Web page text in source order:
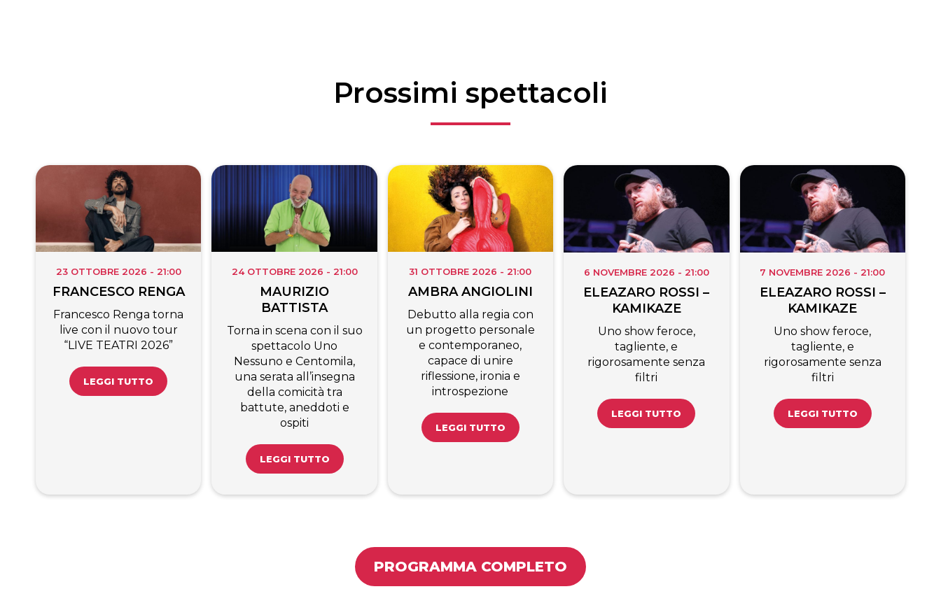
Prossimi spettacoli
23 OTTOBRE 2026 - 21:00
FRANCESCO RENGA
Francesco Renga torna
live con il nuovo tour
“LIVE TEATRI 2026”
LEGGI TUTTO
24 OTTOBRE 2026 - 21:00
MAURIZIO
BATTISTA
Torna in scena con il suo
spettacolo Uno
Nessuno e Centomila,
una serata all’insegna
della comicità tra
battute, aneddoti e
ospiti
LEGGI TUTTO
31 OTTOBRE 2026 - 21:00
AMBRA ANGIOLINI
Debutto alla regia con
un progetto personale
e contemporaneo,
capace di unire
riflessione, ironia e
introspezione
LEGGI TUTTO
6 NOVEMBRE 2026 - 21:00
ELEAZARO ROSSI –
KAMIKAZE
Uno show feroce,
tagliente, e
rigorosamente senza
filtri
LEGGI TUTTO
7 NOVEMBRE 2026 - 21:00
ELEAZARO ROSSI –
KAMIKAZE
Uno show feroce,
tagliente, e
rigorosamente senza
filtri
LEGGI TUTTO
PROGRAMMA COMPLETO